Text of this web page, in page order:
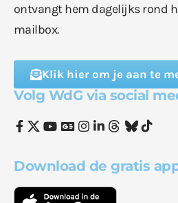
ontvangt hem dagelijks rond
mailbox.
Klik hier om je aan te
Volg WdG via social
Download de gratis